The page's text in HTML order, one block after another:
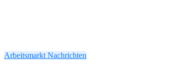
Arbeitsmarkt Nachrichten